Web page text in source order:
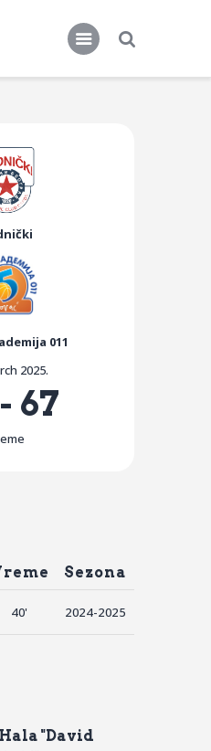
011
2025.
- 67
Sezona
40' 2024-2025
"David